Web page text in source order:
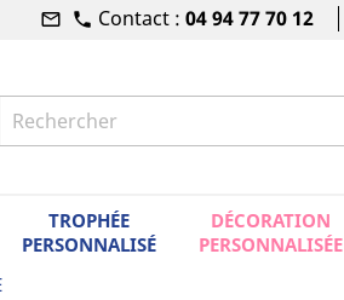
mail_outline phone Contact : 04 94 77 70 12
TROPHÉE
PERSONNALISÉ
DÉCORATION
PERSONNALISÉE